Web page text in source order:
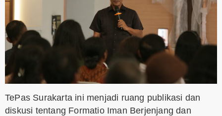
TePas Surakarta ini menjadi ruang publikasi dan
diskusi tentang Formatio Iman Berjenjang dan